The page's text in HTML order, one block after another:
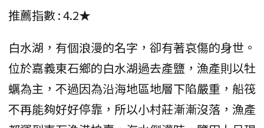
推薦指數 : 4.2★
白水湖，有個浪漫的名字，卻有著哀傷的身世。
位於嘉義東石鄉的白水湖過去產鹽，漁產則以牡
蠣為主，不過因為沿海地區地層下陷嚴重，船筏
不再能夠好好停靠，所以小村莊漸漸沒落，漁產